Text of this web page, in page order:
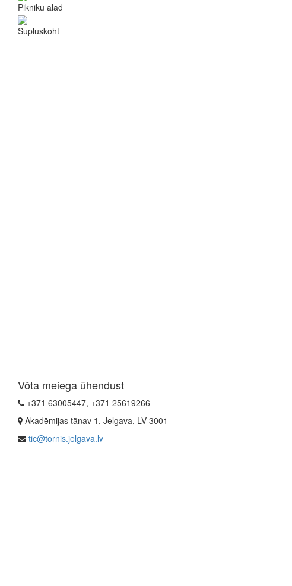
Pikniku alad
Supluskoht
Võta meiega ühendust
+371 63005447, +371 25619266
Akadēmijas tänav 1, Jelgava, LV-3001
tic@tornis.jelgava.lv